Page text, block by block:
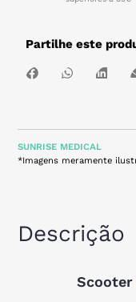
Partilhe este
SUNRISE MEDICAL
*Imagens meramente
Descrição
Scooter